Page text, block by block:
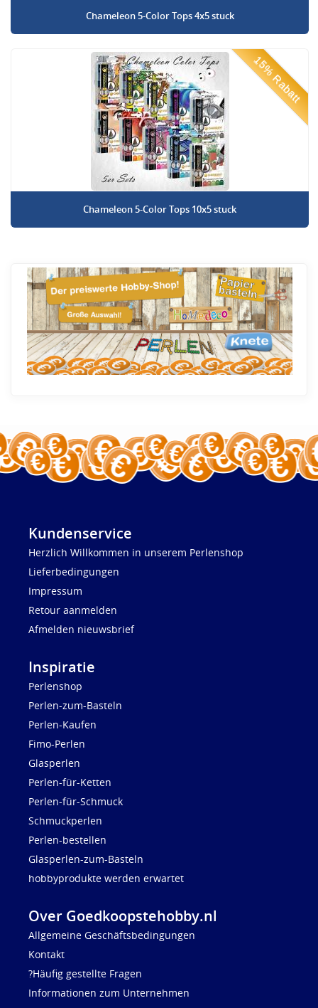
Chameleon 5-Color Tops 4x5 stuck
15% Rabatt
Chameleon 5-Color Tops 10x5 stuck
Kundenservice
Herzlich Willkommen in unserem Perlenshop
Lieferbedingungen
Impressum
Retour aanmelden
Afmelden nieuwsbrief
Inspiratie
Perlenshop
Perlen-zum-Basteln
Perlen-Kaufen
Fimo-Perlen
Glasperlen
Perlen-für-Ketten
Perlen-für-Schmuck
Schmuckperlen
Perlen-bestellen
Glasperlen-zum-Basteln
hobbyprodukte werden erwartet
Over Goedkoopstehobby.nl
Allgemeine Geschäftsbedingungen
Kontakt
?Häufig gestellte Fragen
Informationen zum Unternehmen